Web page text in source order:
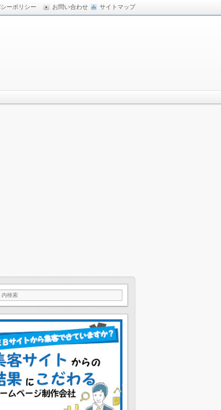
サイトマップ
ーポリシー お問い合わせ